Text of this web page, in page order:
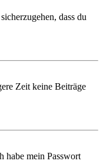
dass du
Zeit keine Beiträge
habe mein Passwort